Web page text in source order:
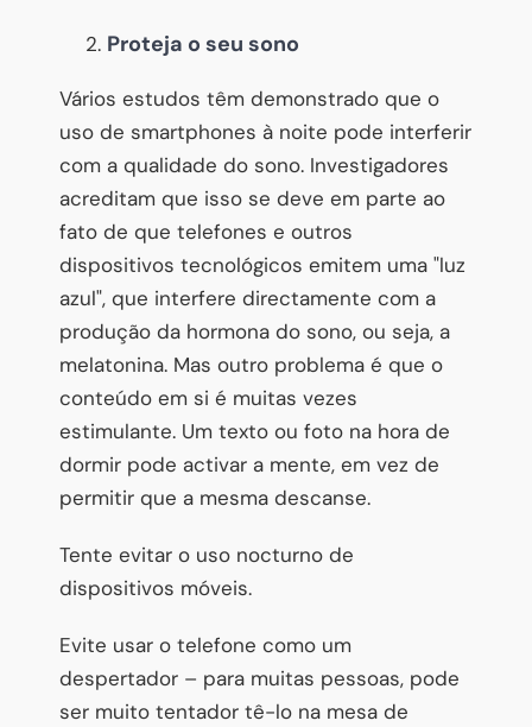
Proteja o seu sono
Vários estudos têm demonstrado que o
uso de smartphones à noite pode interferir
com a qualidade do sono. Investigadores
acreditam que isso se deve em parte ao
fato de que telefones e outros
dispositivos tecnológicos emitem uma "luz
azul", que interfere directamente com a
produção da hormona do sono, ou seja, a
melatonina. Mas outro problema é que o
conteúdo em si é muitas vezes
estimulante. Um texto ou foto na hora de
dormir pode activar a mente, em vez de
permitir que a mesma descanse.
Tente evitar o uso nocturno de
dispositivos móveis.
Evite usar o telefone como um
despertador – para muitas pessoas, pode
ser muito tentador tê-lo na mesa de